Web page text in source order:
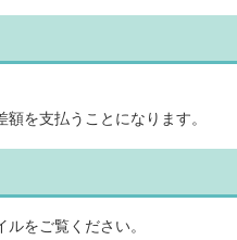
を支払うことになります。
をご覧ください。